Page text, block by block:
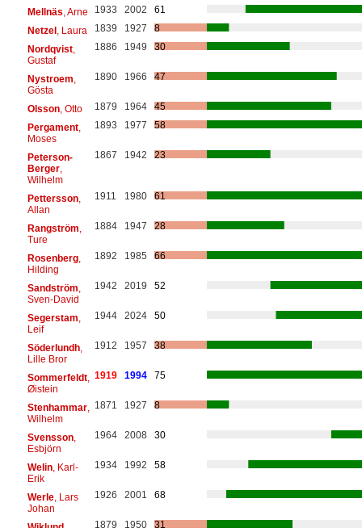
Mellnäs , Arne 1933 2002
61
Netzel, Laura 1839 1927
8
Nordqvist,
Gustaf
1886 1949 30
Nystroem
Gösta
1890 1966 47
Olsson, Otto 1879 1964
45
Pergament,
Moses
1893 1977 58
Peterson-
Berger,
Wilhelm
1867 1942 23
Pettersson,
Allan
1911 1980 61
Rangström
Ture
1884 1947 28
Rosenberg,
Hilding
1892 1985 66
Sandström
Sven-David
1942 2019 52
Segerstam
Leif
1944 2024 50
Söderlundh,
Lille Bror
1912 1957 38
Sommerfeldt,
Øistein
1919 1994 75
Stenhammar,
Wilhelm
1871 1927 8
Svensson,
Esbjörn
1964 2008 30
Welin, Karl-
Erik
1934 1992 58
Werle, Lars
Johan
1926 2001 68
1879 1950 31